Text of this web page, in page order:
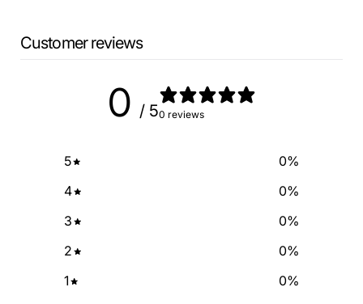
Customer reviews
0 / 50 reviews
5 0%
4
0%
3
0%
2
0%
1
0%